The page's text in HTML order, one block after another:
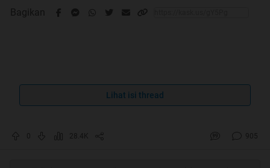
Bagikan
Lihat isi thread
28.4K 905